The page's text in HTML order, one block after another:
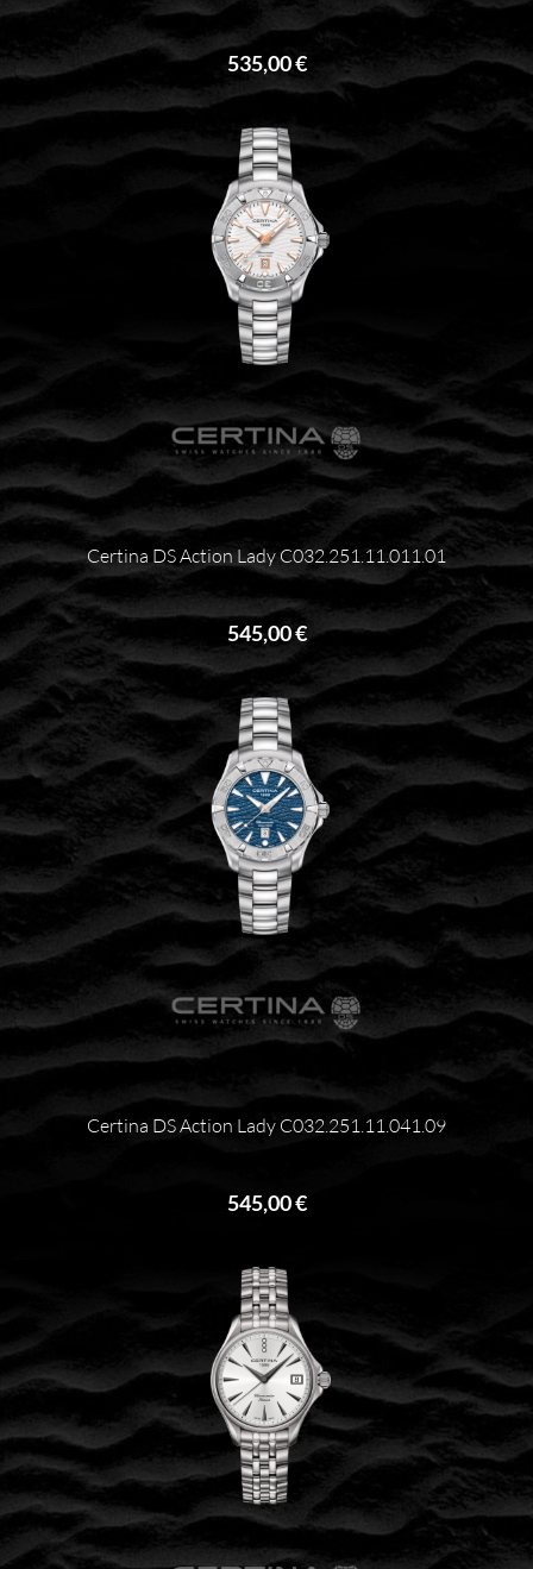
535,00 €
Certina DS Action Lady C032.251.11.011.01
545,00 €
Certina DS Action Lady C032.251.11.041.09
545,00 €